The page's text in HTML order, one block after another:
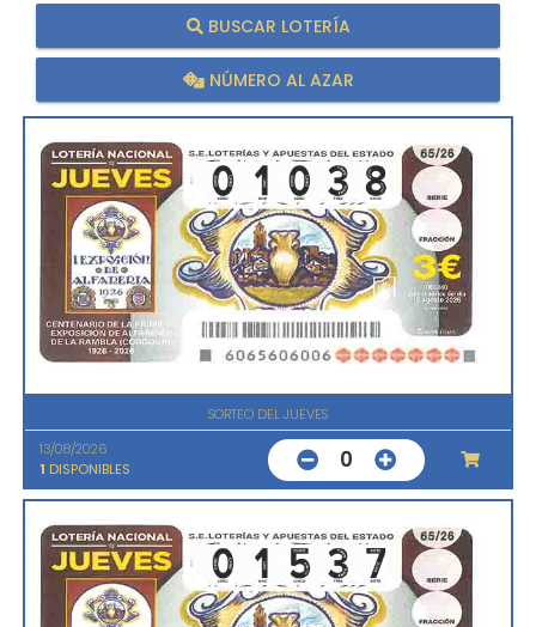
BUSCAR LOTERÍA
NÚMERO AL AZAR
SORTEO DEL JUEVES
13/08/2026
1 DISPONIBLES 0